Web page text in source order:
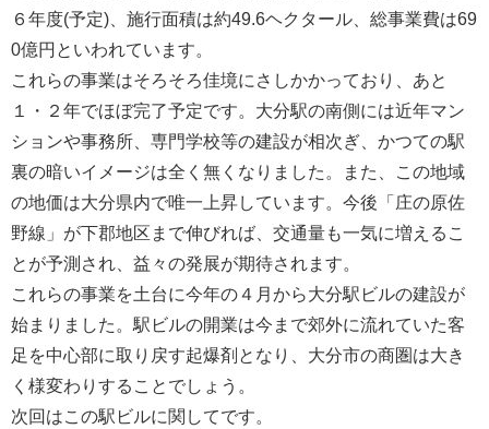
６年度(予定)、施行面積は約49.6ヘクタール、総事業費は69
0億円といわれています。
これらの事業はそろそろ佳境にさしかかっており、あと
１・２年でほぼ完了予定です。大分駅の南側には近年マン
ションや事務所、専門学校等の建設が相次ぎ、かつての駅
裏の暗いイメージは全く無くなりました。また、この地域
の地価は大分県内で唯一上昇しています。今後「庄の原佐
野線」が下郡地区まで伸びれば、交通量も一気に増えるこ
とが予測され、益々の発展が期待されます。
これらの事業を土台に今年の４月から大分駅ビルの建設が
始まりました。駅ビルの開業は今まで郊外に流れていた客
足を中心部に取り戻す起爆剤となり、大分市の商圏は大き
く様変わりすることでしょう。
次回はこの駅ビルに関してです。